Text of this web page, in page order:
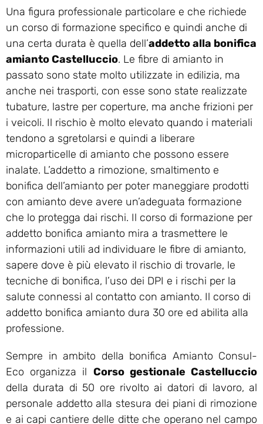
Una figura professionale particolare e che richiede
un corso di formazione specifico e quindi anche di
una certa durata è quella dell’addetto alla bonifica
amianto Castelluccio. Le fibre di amianto in
passato sono state molto utilizzate in edilizia, ma
anche nei trasporti, con esse sono state realizzate
tubature, lastre per coperture, ma anche frizioni per
i veicoli. Il rischio è molto elevato quando i materiali
tendono a sgretolarsi e quindi a liberare
microparticelle di amianto che possono essere
inalate. L’addetto a rimozione, smaltimento e
bonifica dell’amianto per poter maneggiare prodotti
con amianto deve avere un’adeguata formazione
che lo protegga dai rischi. Il corso di formazione per
addetto bonifica amianto mira a trasmettere le
informazioni utili ad individuare le fibre di amianto,
sapere dove è più elevato il rischio di trovarle, le
tecniche di bonifica, l’uso dei DPI e i rischi per la
salute connessi al contatto con amianto. Il corso di
addetto bonifica amianto dura 30 ore ed abilita alla
professione.
Sempre in ambito della bonifica Amianto Consul-
Eco organizza il Corso gestionale Castelluccio
della durata di 50 ore rivolto ai datori di lavoro, al
personale addetto alla stesura dei piani di rimozione
e ai capi cantiere delle ditte che operano nel campo